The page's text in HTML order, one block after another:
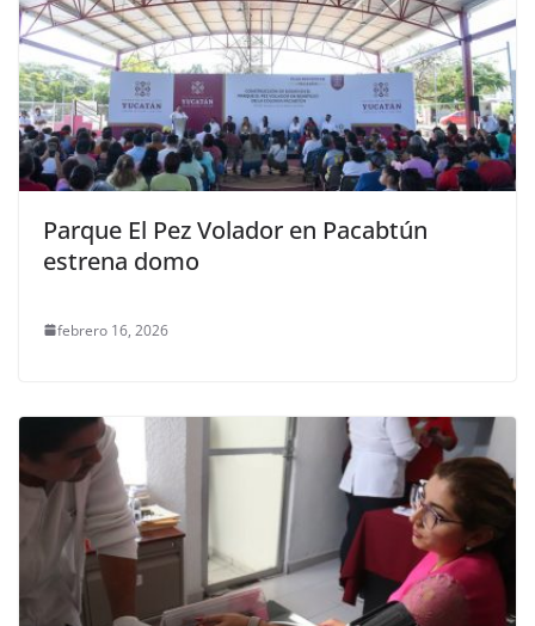
Parque El Pez Volador en Pacabtún
estrena domo
febrero 16, 2026